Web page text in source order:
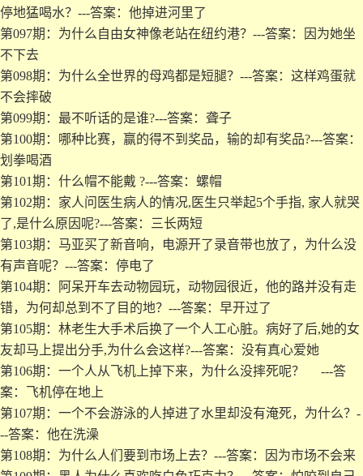
停地猛喝水？---答案：他掉进河里了
第097期：为什么自由女神像老站在纽约港？---答案：因为她坐
不下去
第098期：为什么全世界的母鸡都是短腿？---答案：这样鸡蛋就
不会摔破
第099期：最不听话的是谁?---答案：聋子
第100期：哪种比赛，赢的得不到奖品，输的却有奖品?---答案：
划拳喝酒
第101期：什么帽不能戴 ?---答案：螺帽
第102期：家人问医生病人的情况,医生只举起5个手指, 家人就哭
了,是什么原因呢?---答案：三长两短
第103期：马亚买了新音响，电源开了录音带也放了，为什么没
有声音呢？---答案：停电了
第104期：阿呆开车去动物园玩，动物园很近，他的路并没有走
错，为何却总到不了目的地？---答案：早开过了
第105期：林老生大手术后换了一个人工心脏。病好了后,她的女
友却马上提出分手,为什么会这样?---答案：没有真心爱她
第106期：一个人从飞机上掉下来，为什么没摔死呢？ ---答
案：飞机停在地上
第107期：一个不会游泳的人掉进了水里却没有淹死，为什么？-
--答案：他在洗澡
第108期：为什么人们要到市场上去？---答案：因为市场不会来